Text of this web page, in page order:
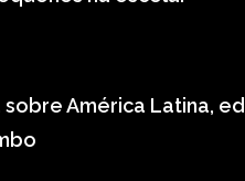
América Latina,